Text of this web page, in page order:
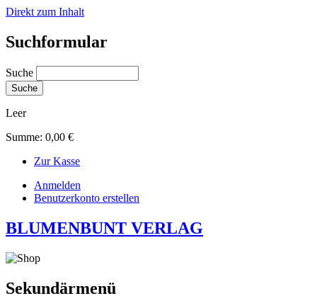
Direkt zum Inhalt
Suchformular
Suche
Leer
Summe: 0,00 €
Zur Kasse
Anmelden
Benutzerkonto erstellen
BLUMENBUNT VERLAG
Sekundärmenü